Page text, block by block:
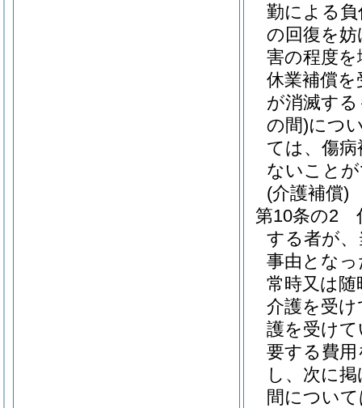
勤による
の回復を
害の程度
休業補償
が消滅す
の間)につ
ては、傷
ないこと
(介護補償)
第10条の2
する者が
事由とな
常時又は
介護を受
護を受け
要する費
し、次に
間につい